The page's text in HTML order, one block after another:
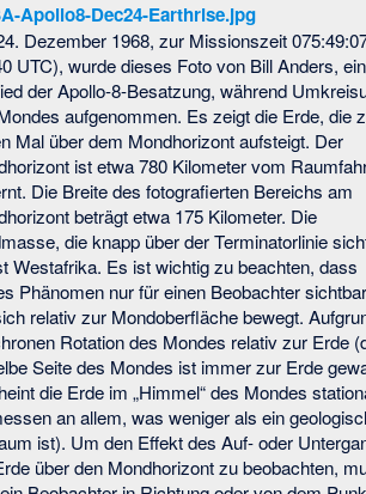
Apollo8-Dec24-Earthrise.jpg
Dezember 1968, zur Missionszeit
UTC), wurde dieses Foto von Bill Anders,
der Apollo-8-Besatzung, während
aufgenommen. Es zeigt die Erde, die
Mal über dem Mondhorizont aufsteigt. Der
ist etwa 780 Kilometer vom
Die Breite des fotografierten Bereichs am
beträgt etwa 175 Kilometer. Die
die knapp über der Terminatorlinie
Westafrika. Es ist wichtig zu beachten, dass
Phänomen nur für einen Beobachter
relativ zur Mondoberfläche bewegt.
Rotation des Mondes relativ zur Erde
Seite des Mondes ist immer zur Erde
die Erde im „Himmel“ des Mondes
an allem, was weniger als ein
ist). Um den Effekt des Auf- oder
über den Mondhorizont zu beobachten,